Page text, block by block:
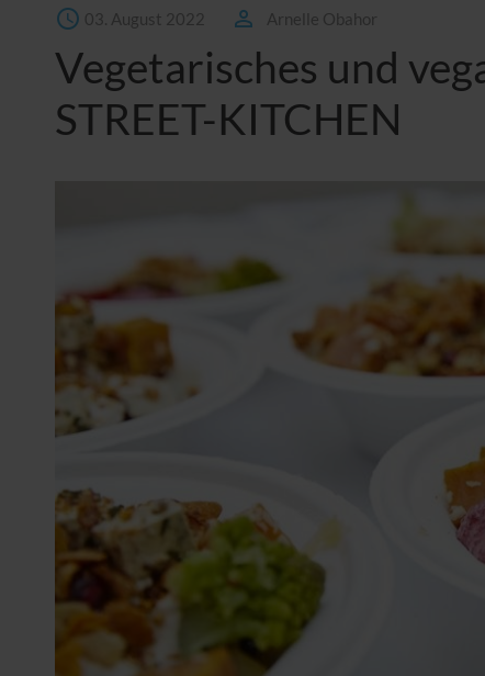
03. August 2022 Arnelle Obahor
Vegetarisches und
STREET-KITCHEN